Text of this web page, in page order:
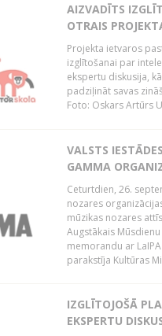
AIZVADĪTS
OTRAIS
Projekta ietvaros
izglītošanai par
ekspertu diskusija,
padziļināt savas
Foto: Oskars Artūrs
VALSTS
GAMMA
Ceturtdien, 26.
nozares
mūzikas nozares
Augstākais
memorandu ar
parakstīja Kultūras
IZGLĪTOJOŠĀ
EKSPERTU